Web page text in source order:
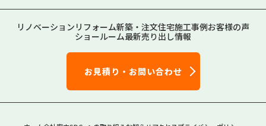
リノベーション リフォーム新築・注文住宅施工事例お客様の声
ショールーム最新売り出し情報
お見積り・お問い合わせ